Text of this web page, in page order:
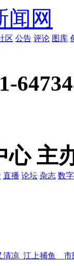
闻网
区 公告 评论 图库
心 主
直播 论坛 杂志 数
清凉 江上捕鱼 市